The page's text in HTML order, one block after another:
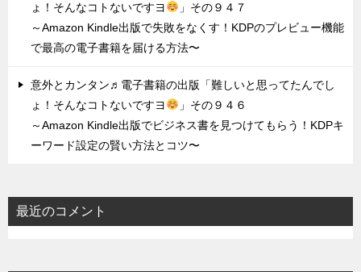
ょ！そんなコトないですヨ
」その９４７
～Amazon Kindle出版で失敗をなくす！KDPのプレビュー機能
で最高の電子書籍を届ける方法〜
意外とカンタン♬電子書籍の出版「難しいと思ってたんでし
ょ！そんなコトないですヨ
」その９４６
～Amazon Kindle出版でビジネス書を見つけてもらう！KDPキ
ーワード設定の賢い方法とコツ〜
最近のコメント